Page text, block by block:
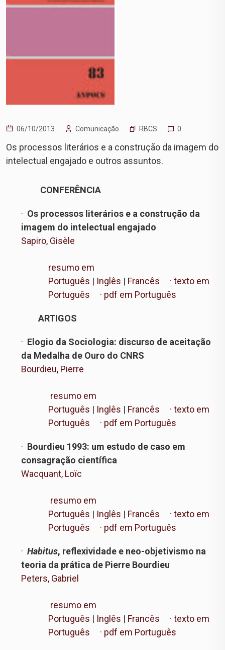
06/10/2013 Comunicação RBCS 0
Os processos literários e a construção da imagem do
intelectual engajado e outros assuntos.
CONFERÊNCIA
· Os processos literários e a construção da
imagem do intelectual engajado
Sapiro, Gisèle
resumo em
Português | Inglês | Francês · texto em
Português · pdf em Português
ARTIGOS
· Elogio da Sociologia: discurso de aceitação
da Medalha de Ouro do CNRS
Bourdieu, Pierre
resumo em
Português | Inglês | Francês · texto em
Português · pdf em Português
· Bourdieu 1993: um estudo de caso em
consagração científica
Wacquant, Loïc
resumo em
Português | Inglês | Francês · texto em
Português · pdf em Português
· Habitus, reflexividade e neo-objetivismo na
teoria da prática de Pierre Bourdieu
Peters, Gabriel
resumo em
Português | Inglês | Francês · texto em
Português · pdf em Português